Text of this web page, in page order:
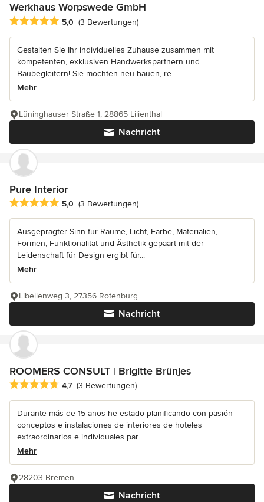
Werkhaus Worpswede GmbH
Durchschnittliche Bewertung: 5 von 5 Sternen
5,0 (3 Bewertungen)
Gestalten Sie Ihr individuelles Zuhause zusammen mit
kompetenten, exklusiven Handwerkspartnern und
Baubegleitern! Sie möchten neu bauen, re...
Mehr
Nachricht
Lüninghauser Straße 1, 28865 Lilienthal
Pure Interior
Durchschnittliche Bewertung: 5 von 5 Sternen
5,0 (3 Bewertungen)
Ausgeprägter Sinn für Räume, Licht, Farbe, Materialien,
Formen, Funktionalität und Ästhetik gepaart mit der
Leidenschaft für Design ergibt für...
Mehr
Nachricht
Libellenweg 3, 27356 Rotenburg
ROOMERS CONSULT | Brigitte Brünjes
Durchschnittliche Bewertung: 4.7 von 5 Sternen
4,7 (3 Bewertungen)
Durante más de 15 años he estado planificando con pasión
conceptos e instalaciones de interiores de hoteles
extraordinarios e individuales par...
Mehr
Nachricht
28203 Bremen